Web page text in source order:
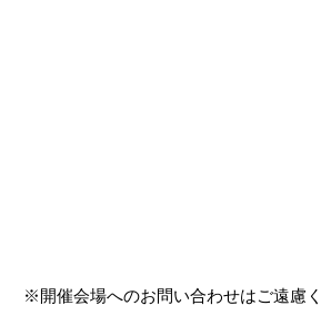
※開催会場へのお問い合わせはご遠慮く